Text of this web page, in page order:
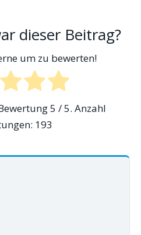
dieser Beitrag?
um zu bewerten!
5 / 5. Anzahl
193